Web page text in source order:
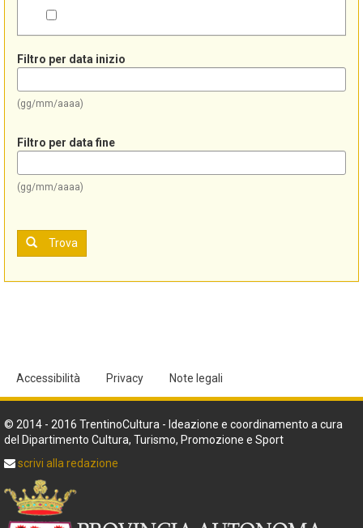
Filtro per data inizio
(gg/mm/aaaa)
Filtro per data fine
(gg/mm/aaaa)
Trova
Accessibilità Privacy Note legali
© 2014 - 2016 TrentinoCultura - Ideazione e coordinamento a cura
del Dipartimento Cultura, Turismo, Promozione e Sport
scrivi alla redazione